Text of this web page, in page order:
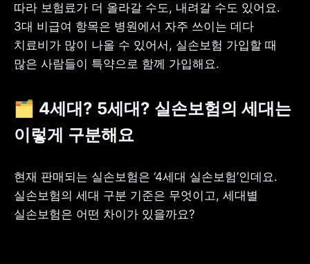
따라 보험료가 더 올라갈 수도, 내려갈 수도 있어요.
3대 비급여 항목은 병원에서 자주 쓰이는 데다
치료비가 많이 나올 수 있어서, 실손보험 가입할 때
많은 사람들이 특약으로 함께 가입해요.
🗂️ 4세대? 5세대? 실손보험의 세대는
이렇게 구분해요
현재 판매되는 실손보험은 ‘4세대 실손보험’인데요.
실손보험의 세대 구분 기준은 무엇이고, 세대별
실손보험은 어떤 차이가 있을까요?